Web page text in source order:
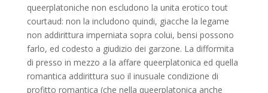
queerplatoniche non escludono la unita erotico tout
courtaud: non la includono quindi, giacche la legame
non addirittura imperniata sopra colui, bensi possono
farlo, ed codesto a giudizio dei garzone. La difformita
di presso in mezzo a la affare queerplatonica ed quella
romantica addirittura suo il inusuale condizione di
profitto romantica (che nella queerplatonica anche